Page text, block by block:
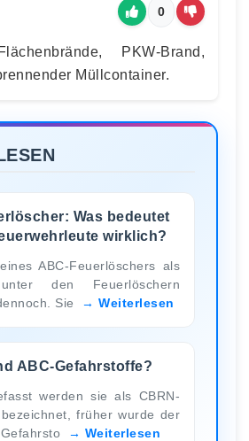
0
PKW-Brand,
Müllcontainer.
Was bedeutet
wirklich?
ABC-Feuerlöschers als
den Feuerlöschern
Sie
Weiterlesen
ABC-Gefahrstoffe?
werden sie als CBRN-
früher wurde der
Weiterlesen